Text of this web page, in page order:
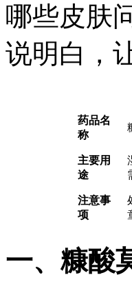
哪些皮肤
说明白，
药品名
称
主要用
途
注意事
项
一、糠酸